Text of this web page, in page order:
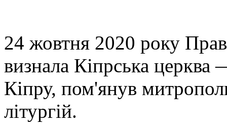
24 жовтня 2020 року
визнала Кіпрська церква
Кіпру, пом'янув
літургій.